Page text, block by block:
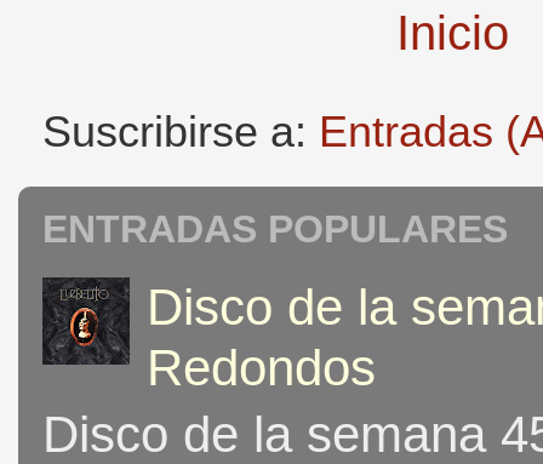
Inicio
Suscribirse a: Entradas
ENTRADAS POPULARES
Disco de la
Redondos
Disco de la semana